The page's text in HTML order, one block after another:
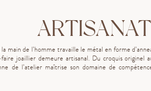
ARTISANAT
main de l’homme travaille le métal en forme
joaillier demeure artisanal. Du croquis originel
de l’atelier maîtrise son domaine de